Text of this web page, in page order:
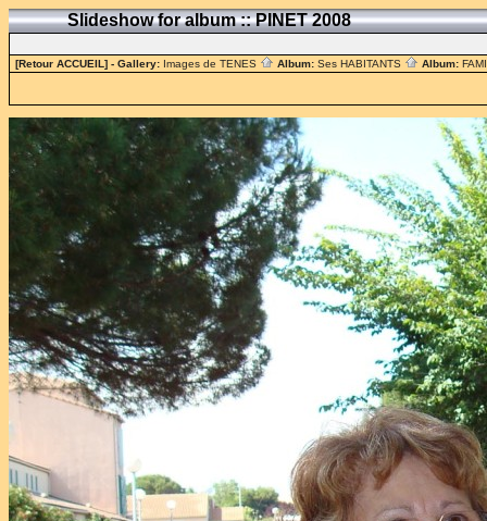
Slideshow for album :: PINET 2008
[Retour ACCUEIL] - Gallery: Images de TENES Album: Ses HABITANTS Album: